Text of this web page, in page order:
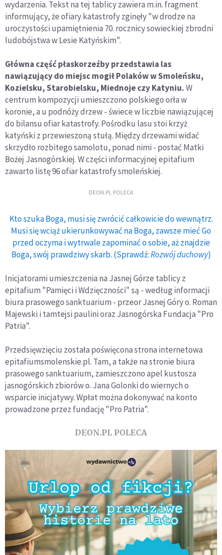
wydarzenia. Tekst na tej tablicy zawiera m.in. fragment
informujący, że ofiary katastrofy zginęły "w drodze na
uroczystości upamiętnienia 70. rocznicy sowieckiej zbrodni
ludobójstwa w Lesie Katyńskim".
Główna część płaskorzeźby przedstawia las
nawiązujący do miejsc mogił Polaków w Smoleńsku,
Kozielsku, Starobielsku, Miednoje czy Katyniu.W
centrum kompozycji umieszczono polskiego orła w
koronie, a u podnóży drzew - świece w liczbie nawiązującej
do bilansu ofiar katastrofy. Pośrodku lasu stoi krzyż
katyński z przewieszoną stułą. Między drzewami widać
skrzydło rozbitego samolotu, ponad nimi - postać Matki
Bożej Jasnogórskiej. W części informacyjnej epitafium
zawarto listę 96 ofiar katastrofy smoleńskiej.
DEON.PL POLECA
Kto szuka Boga, musi się zwrócić całkowicie do wewnątrz.
Musi się wciąż ukierunkowywać na Boga, zawsze mieć Go
przed oczyma i wytrwale zapominać o sobie, aż znajdzie
Boga, swój prawdziwy skarb. (Sprawdź:Rozwój duchowy)
Inicjatorami umieszczenia na Jasnej Górze tablicy z
epitafium "Pamięci i Wdzięczności" są - według informacji
biura prasowego sanktuarium - przeor Jasnej Góry o. Roman
Majewski i tamtejsi paulini oraz Jasnogórska Fundacja "Pro
Patria".
Przedsięwzięciu została poświęcona strona internetowa
epitafiumsmolenskie.pl. Tam, a także na stronie biura
prasowego sanktuarium, zamieszczono apel kustosza
jasnogórskich zbiorów o. Jana Golonki do wiernych o
wsparcie inicjatywy. Wpłat można dokonywać na konto
prowadzone przez fundację "Pro Patria".
DEON.PL POLECA